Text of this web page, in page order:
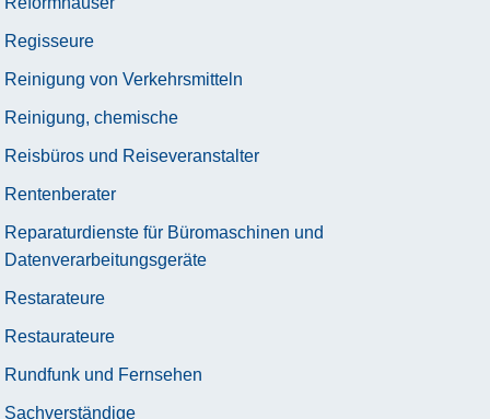
Regisseure
Reinigung von Verkehrsmitteln
Reinigung, chemische
Reisbüros und Reiseveranstalter
Rentenberater
Reparaturdienste für Büromaschinen und
Datenverarbeitungsgeräte
Restarateure
Restaurateure
Rundfunk und Fernsehen
Sachverständige